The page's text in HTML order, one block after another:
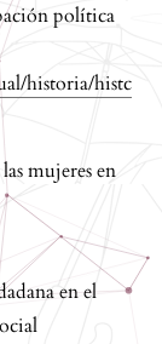
política
historia/histc
mujeres en
en el